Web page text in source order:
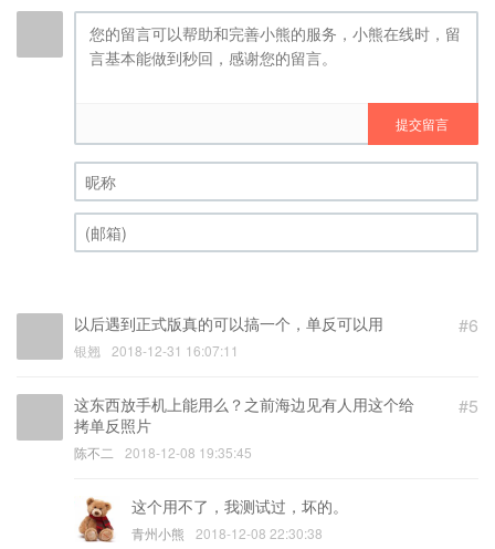
提交留言
昵称 (必填)
#6
以后遇到正式版真的可以搞一个，单反可以用
银翘 2018-12-31 16:07:11
#5
这东西放手机上能用么？之前海边见有人用这个给
拷单反照片
陈不二 2018-12-08 19:35:45
这个用不了，我测试过，坏的。
青州小熊 2018-12-08 22:30:38